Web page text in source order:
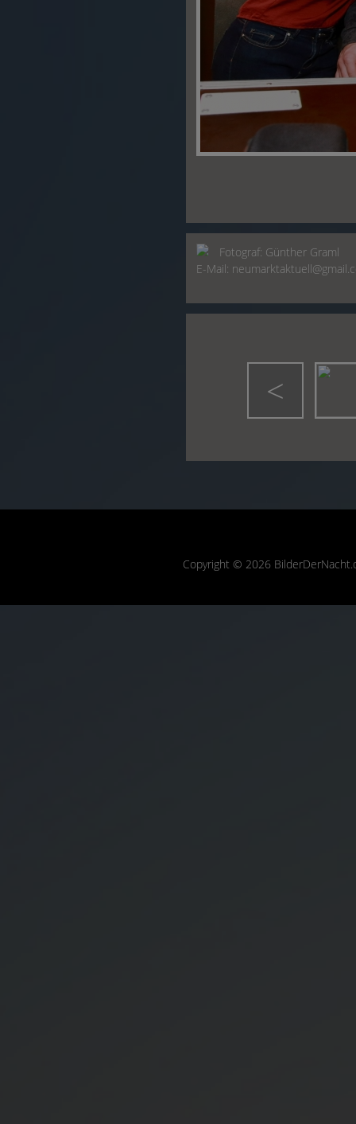
Fotograf: Günther Graml
E-Mail:
<
Copyright © 2026